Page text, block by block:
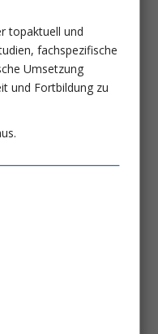
topaktuell und
fachspezifische
Umsetzung
und Fortbildung zu